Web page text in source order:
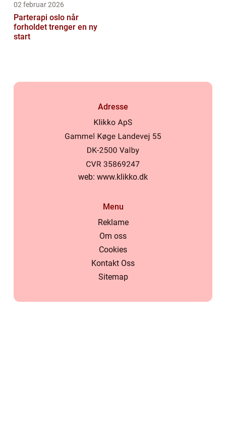
02 februar 2026
Parterapi oslo når
forholdet trenger en ny
start
Adresse
web: www.klikko.dk
Menu
Reklame
Om oss
Cookies
Kontakt Oss
Sitemap